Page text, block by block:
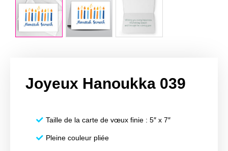
Joyeux Hanoukka 039
Taille de la carte de vœux finie : 5″ x 7″
Pleine couleur pliée